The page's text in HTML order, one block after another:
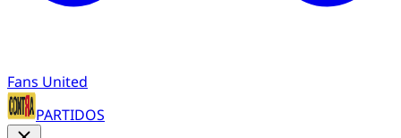
Fans United
PARTIDOS